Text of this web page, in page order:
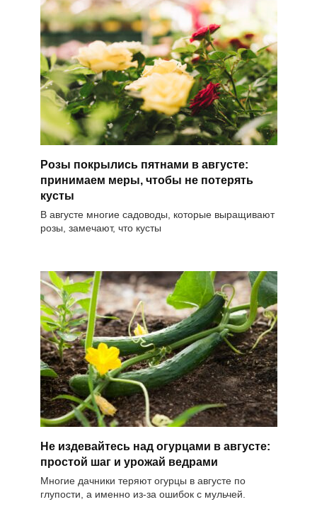
Розы покрылись пятнами в августе:
принимаем меры, чтобы не потерять
кусты
В августе многие садоводы, которые выращивают
розы, замечают, что кусты
Не издевайтесь над огурцами в августе:
простой шаг и урожай ведрами
Многие дачники теряют огурцы в августе по
глупости, а именно из-за ошибок с мульчей.